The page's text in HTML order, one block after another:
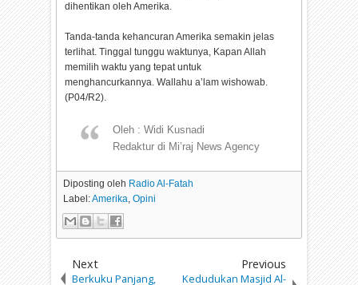
dihentikan oleh Amerika.
Tanda-tanda kehancuran Amerika semakin jelas
terlihat. Tinggal tunggu waktunya, Kapan Allah
memilih waktu yang tepat untuk
menghancurkannya. Wallahu a’lam wishowab.
(P04/R2).
Oleh : Widi Kusnadi
Redaktur di Mi’raj News Agency
Diposting oleh Radio Al-Fatah
Label:Amerika,Opini
Next
Berkuku Panjang,
Previous
Kedudukan Masjid Al-